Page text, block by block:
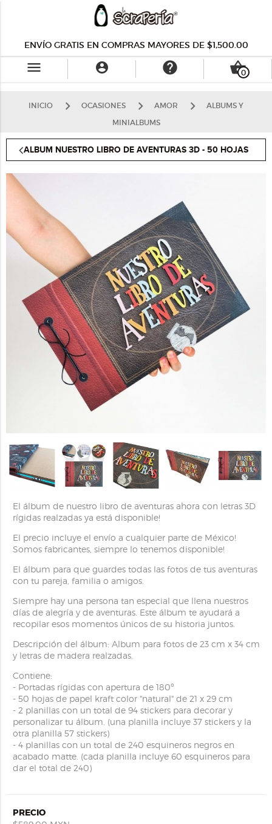
ENVÍO GRATIS EN COMPRAS MAYORES DE $1,500.00
menu  help 0
shopping_basket
INICIO OCASIONES AMOR
ALBUMS Y
MINIALBUMS
ALBUM NUESTRO LIBRO DE AVENTURAS 3D - 50 HOJAS
El álbum de nuestro libro de aventuras ahora con letras 3D
rígidas realzadas ya está disponible!
El precio incluye el envío a cualquier parte de México!
Somos fabricantes, siempre lo tenemos disponible!
El álbum para que guardes todas las fotos de tus aventuras
con tu pareja, familia o amigos.
Siempre hay una persona tan especial que llena nuestros
días de alegría y de aventuras. Este álbum te ayudará a
recopilar esos momentos únicos de su historia juntos.
Descripción del álbum: Album para fotos de 23 cm x 34 cm
y letras de madera realzadas.
Contiene:
- Portadas rígidas con apertura de 180º
- 50 hojas de papel kraft color "natural" de 21 x 29 cm
- 2 planillas con un total de 94 stickers para decorar y
personalizar tu álbum. (una planilla incluye 37 stickers y la
otra planilla 57 stickers)
- 4 planillas con un total de 240 esquineros negros en
acabado matte. (cada planilla incluye 60 esquineros para
dar el total de 240)
PRECIO